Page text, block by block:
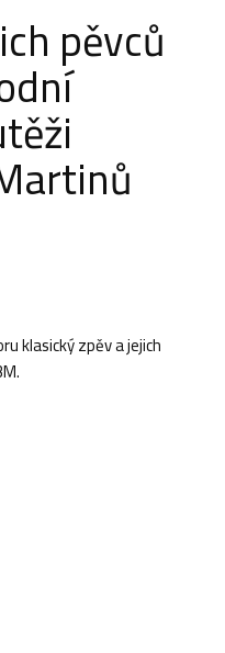
pěvců
klasický zpěv a jejich